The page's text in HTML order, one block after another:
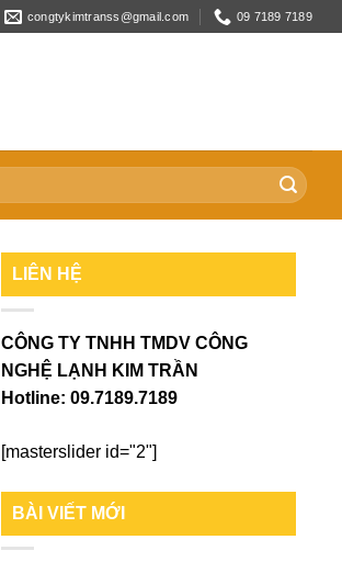
congtykimtranss@gmail.com 09 7189 7189
LIÊN HỆ
CÔNG TY TNHH TMDV CÔNG
NGHỆ LẠNH KIM TRẦN
Hotline: 09.7189.7189
[masterslider id="2"]
BÀI VIẾT MỚI